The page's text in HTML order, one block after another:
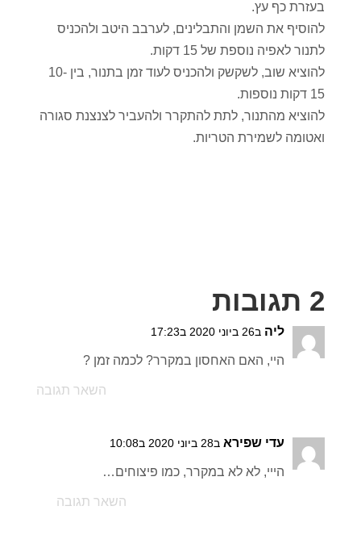
בעזרת כף עץ.
להוסיף את השמן והתבלינים, לערבב היטב ולהכניס
לתנור לאפיה נוספת של 15 דקות.
להוציא שוב, לשקשק ולהכניס לעוד זמן בתנור, בין 10-
15 דקות נוספות.
להוציא מהתנור, לתת להתקרר ולהעביר לצנצנת סגורה
ואטומה לשמירת הטריות.
2 תגובות
ליה ב26 ביוני 2020 ב17:23
היי, האם האחסון במקרר? לכמה זמן ?
השאר תגובה
עדי שפירא ב28 ביוני 2020 ב10:08
הייי, לא לא במקרר, כמו פיצוחים…
השאר תגובה